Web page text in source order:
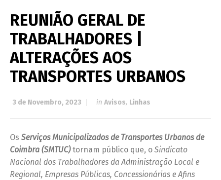
REUNIÃO GERAL DE
TRABALHADORES |
ALTERAÇÕES AOS
TRANSPORTES URBANOS
3 de Novembro, 2023 in Avisos, Linhas
Os Serviços Municipalizados de Transportes Urbanos de
Coimbra (SMTUC)tornam público que, o Sindicato
Nacional dos Trabalhadores da Administração Local e
Regional, Empresas Públicas, Concessionárias e Afins